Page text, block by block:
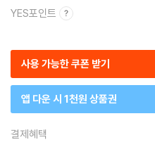
YES포인트
사용 가능한 쿠폰 받기
앱 다운 시 1천원 상품권
결제혜택